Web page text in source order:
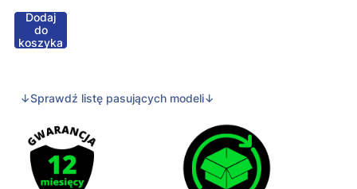
Dodaj
do
koszyka
↓Sprawdź listę pasujących modeli↓